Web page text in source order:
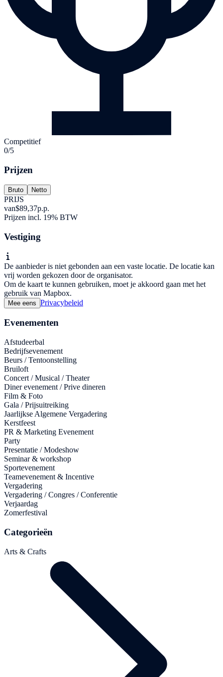
Competitief
0/5
Prijzen
Bruto Netto
PRIJS
van$89,37p.p.
Prijzen incl. 19% BTW
Vestiging
De aanbieder is niet gebonden aan een vaste locatie. De locatie kan
vrij worden gekozen door de organisator.
Om de kaart te kunnen gebruiken, moet je akkoord gaan met het
gebruik van Mapbox.
Mee eens Privacybeleid
Evenementen
Afstudeerbal
Bedrijfsevenement
Beurs / Tentoonstelling
Bruiloft
Concert / Musical / Theater
Diner evenement / Prive dineren
Film & Foto
Gala / Prijsuitreiking
Jaarlijkse Algemene Vergadering
Kerstfeest
PR & Marketing Evenement
Party
Presentatie / Modeshow
Seminar & workshop
Sportevenement
Teamevenement & Incentive
Vergadering
Vergadering / Congres / Conferentie
Verjaardag
Zomerfestival
Categorieën
Arts & Crafts